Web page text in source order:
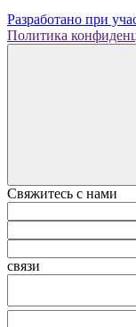
Разработано при
Политика
Свяжитесь с нами
связи